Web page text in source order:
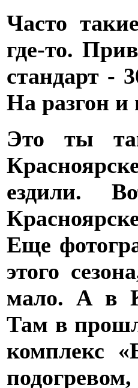
Часто
где-то.
стандарт -
На разгон и
Это ты
ездили.
Еще
этого
мало. А в
Там в
комплекс